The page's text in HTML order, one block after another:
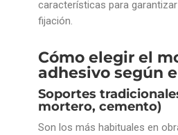
características para
fijación.
Cómo elegir el
adhesivo según
Soportes
mortero, cemento)
Son los más habituales en